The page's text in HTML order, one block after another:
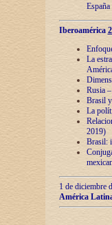
España
Iberoamérica
La
Rusia
Brasil
La
2019)
Brasil:
1 de diciembre
América